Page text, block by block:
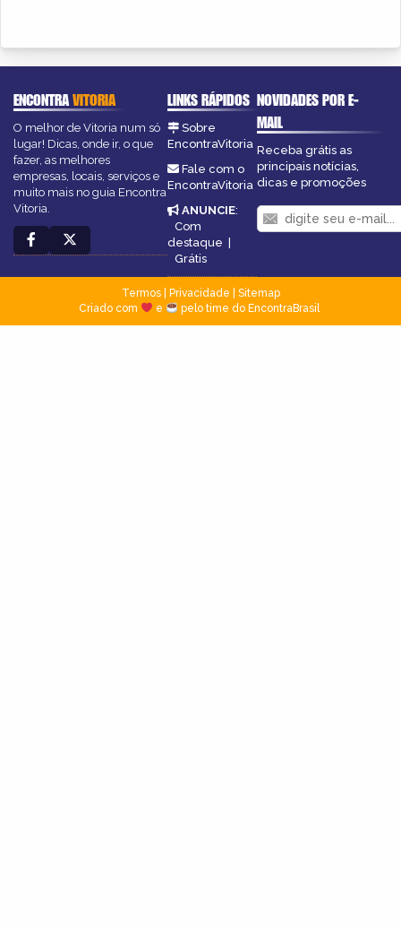
ENCONTRAVITORIA
O melhor de Vitoria num só
lugar! Dicas, onde ir, o que
fazer, as melhores
empresas, locais, serviços e
muito mais no guia Encontra
Vitoria.
LINKS RÁPIDOS
Sobre
EncontraVitoria
Fale com o
EncontraVitoria
ANUNCIE:
Com
destaque |
Grátis
NOVIDADES POR E-
MAIL
Receba grátis as
principais notícias,
dicas e promoções
Termos| Privacidade
Sitemap
Criado com
e pelo time do EncontraBrasil